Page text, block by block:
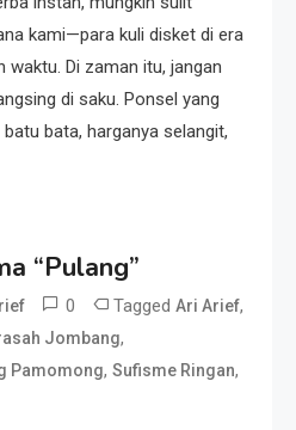
kami—para kuli disket di era
Di zaman itu, jangan
di saku. Ponsel yang
bata, harganya selangit,
“Pulang”
0 Tagged Ari Arief,
Jombang,
Pamomong, Sufisme Ringan,